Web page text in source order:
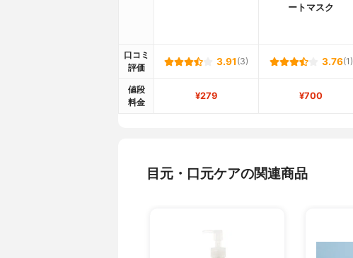
ートマスク
口コミ
評価
3.91 (3) 3.76(1)
値段
料金
¥279 ¥700
目元・口元ケアの関連商品